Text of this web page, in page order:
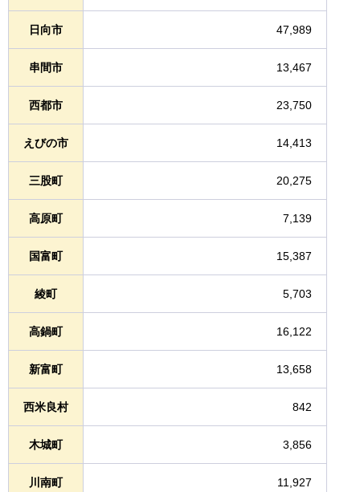
日向市 47,989
串間市 13,467
西都市 23,750
えびの市 14,413
三股町 20,275
高原町 7,139
国富町 15,387
綾町 5,703
高鍋町 16,122
新富町 13,658
西米良村 842
木城町 3,856
川南町 11,927